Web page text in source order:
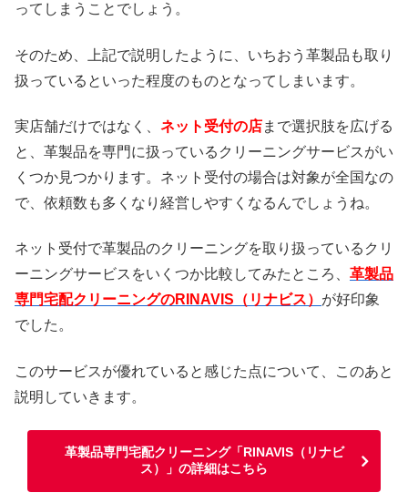
ってしまうことでしょう。
そのため、上記で説明したように、いちおう革製品も取り
扱っているといった程度のものとなってしまいます。
実店舗だけではなく、 ネット受付の店まで選択肢を広げる
と、革製品を専門に扱っているクリーニングサービスがい
くつか見つかります。ネット受付の場合は対象が全国なの
で、依頼数も多くなり経営しやすくなるんでしょうね。
ネット受付で革製品のクリーニングを取り扱っているクリ
ーニングサービスをいくつか比較してみたところ、 革製品
専門宅配クリーニングのRINAVIS（リナビス） が好印象
でした。
このサービスが優れていると感じた点について、このあと
説明していきます。
革製品専門宅配クリーニング「RINAVIS（リナビ
ス）」の詳細はこちら